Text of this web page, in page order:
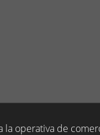
la operativa de